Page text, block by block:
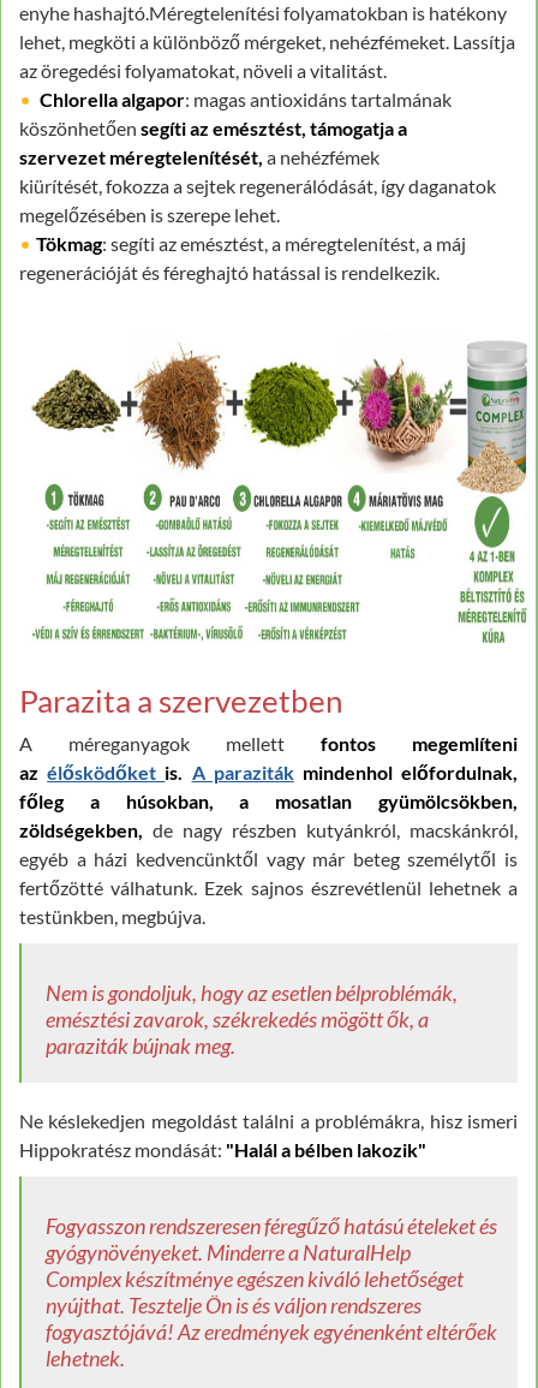
enyhe hashajtó.Méregtelenítési folyamatokban is hatékony
lehet, megköti a különböző mérgeket, nehézfémeket. Lassítja
az öregedési folyamatokat, növeli a vitalitást.
Chlorella algapor: magas antioxidáns tartalmának
köszönhetően segíti az emésztést, támogatja a
szervezet méregtelenítését, a nehézfémek
kiürítését, fokozza a sejtek regenerálódását, így daganatok
megelőzésében is szerepe lehet.
Tökmag: segíti az emésztést, a méregtelenítést, a máj
regenerációját és féreghajtó hatással is rendelkezik.
Parazita a szervezetben
A méreganyagok mellett fontos megemlíteni
azélősködőket is. A paraziták mindenhol előfordulnak,
főleg a húsokban, a mosatlan gyümölcsökben,
zöldségekben, de nagy részben kutyánkról, macskánkról,
egyéb a házi kedvencünktől vagy már beteg személytől is
fertőzötté válhatunk. Ezek sajnos észrevétlenül lehetnek a
testünkben, megbújva.
Nem is gondoljuk, hogy az esetlen bélproblémák,
emésztési zavarok, székrekedés mögött ők, a
paraziták bújnak meg.
Ne késlekedjen megoldást találni a problémákra, hisz ismeri
Hippokratész mondását: "Halál a bélben lakozik"
Fogyasszon rendszeresen féregűző hatású ételeket és
gyógynövényeket. Minderre a NaturalHelp
Complex készítménye egészen kiváló lehetőséget
nyújthat. Tesztelje Ön is és váljon rendszeres
fogyasztójává! Az eredmények egyénenként eltérőek
lehetnek.